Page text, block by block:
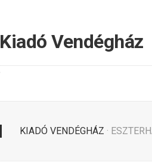
Kiadó Vendégház
KIADÓ VENDÉGHÁZ ·